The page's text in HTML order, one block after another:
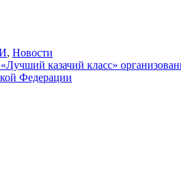
, Новости
казачий класс»
Федерации